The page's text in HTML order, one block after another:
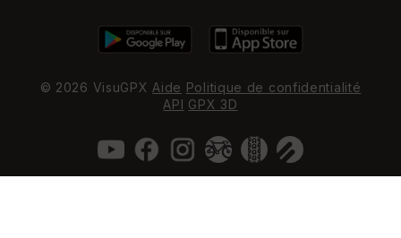
© 2026 VisuGPX Aide Politique de confidentialité
API GPX 3D